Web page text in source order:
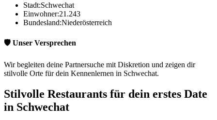
Stadt:Schwechat
Einwohner:21.243
Bundesland:Niederösterreich
🛡️ Unser Versprechen
Wir begleiten deine Partnersuche mit Diskretion und zeigen dir
stilvolle Orte für dein Kennenlernen in Schwechat.
Stilvolle Restaurants für dein erstes Date
in Schwechat